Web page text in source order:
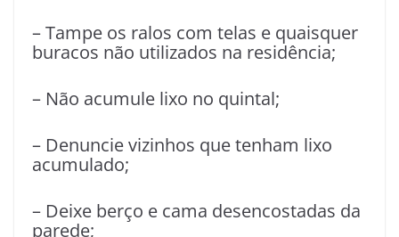
– Tampe os ralos com telas e quaisquer
buracos não utilizados na residência;
– Não acumule lixo no quintal;
– Denuncie vizinhos que tenham lixo
acumulado;
– Deixe berço e cama desencostadas da
parede;